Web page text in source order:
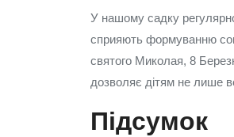
У нашому садку
сприяють формуванню
святого Миколая, 8
дозволяє дітям не лише
Підсумок